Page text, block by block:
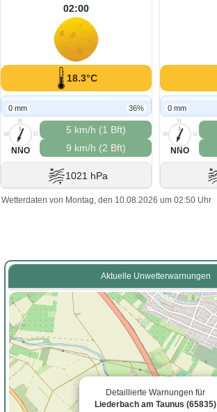
02:00
18.3°C
0 mm 36%
N
O
S
W
NNO
5 km/h (1 Bft)
9 km/h (2 Bft)
1021 hPa
0 mm
N
O
S
W
NNO
Wetterdaten von Montag, den 10.08.2026 um 02:50 Uhr
Aktuelle Unwetterwarnungen
Detaillierte Warnungen für
Liederbach am Taunus (65835)